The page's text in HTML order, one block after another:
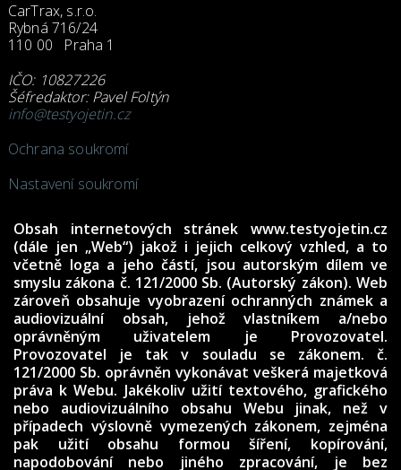
CarTrax, s.r.o.
Rybná 716/24
110 00 Praha 1
IČO: 10827226
Šéfredaktor: Pavel Foltýn
info@testyojetin.cz
Ochrana soukromí
Nastavení soukromí
Obsah internetových stránek www.testyojetin.cz
(dále jen „Web“) jakož i jejich celkový vzhled, a to
včetně loga a jeho částí, jsou autorským dílem ve
smyslu zákona č. 121/2000 Sb. (Autorský zákon). Web
zároveň obsahuje vyobrazení ochranných známek a
audiovizuální obsah, jehož vlastníkem a/nebo
oprávněným uživatelem je Provozovatel.
Provozovatel je tak v souladu se zákonem. č.
121/2000 Sb. oprávněn vykonávat veškerá majetková
práva k Webu. Jakékoliv užití textového, grafického
nebo audiovizuálního obsahu Webu jinak, než v
případech výslovně vymezených zákonem, zejména
pak užití obsahu formou šíření, kopírování,
napodobování nebo jiného zpracování, je bez